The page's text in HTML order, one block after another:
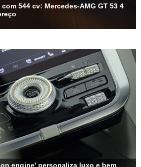
544 cv: Mercedes-AMG GT 53 4
engine' personaliza luxo e bem